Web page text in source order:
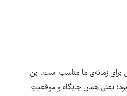
برای زمانه‌ی ما مناسب است. این
بود؛ یعنی همان جایگاه و موقعیتِ